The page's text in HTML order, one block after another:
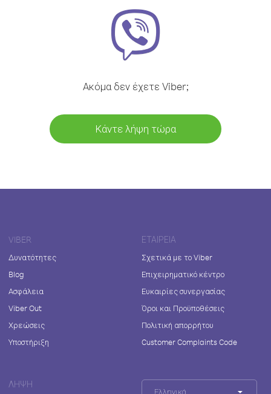
Ακόμα δεν έχετε Viber;
Κάντε λήψη τώρα
VIBER
Δυνατότητες
Blog
Ασφάλεια
Viber Out
Χρεώσεις
Υποστήριξη
ΕΤΑΙΡΕΊΑ
Σχετικά με το Viber
Επιχειρηματικό κέντρο
Ευκαιρίες συνεργασίας
Όροι και Προϋποθέσεις
Πολιτική απορρήτου
Customer Complaints Code
ΛΉΨΗ
Ελληνικά